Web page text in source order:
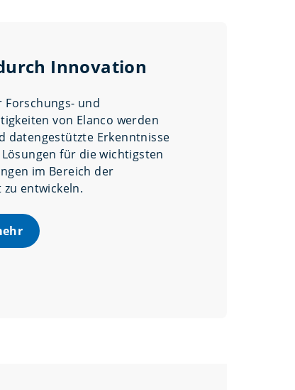
Innovation
Forschungs- und
von Elanco werden
datengestützte Erkenntnisse
für die wichtigsten
im Bereich der
entwickeln.